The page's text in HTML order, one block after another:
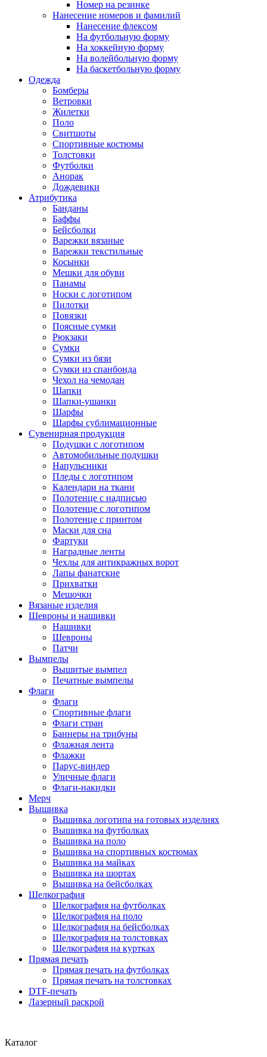
Номер на резинке
Нанесение номеров и фамилий
Нанесение флексом
На футбольную форму
На хоккейную форму
На волейбольную форму
На баскетбольную форму
Одежда
Бомберы
Ветровки
Жилетки
Поло
Свитшоты
Спортивные костюмы
Толстовки
Футболки
Анорак
Дождевики
Атрибутика
Банданы
Баффы
Бейсболки
Варежки вязаные
Варежки текстильные
Косынки
Мешки для обуви
Панамы
Носки с логотипом
Пилотки
Повязки
Поясные сумки
Рюкзаки
Сумки
Сумки из бязи
Сумки из спанбонда
Чехол на чемодан
Шапки
Шапки-ушанки
Шарфы
Шарфы сублимационные
Сувенирная продукция
Подушки с логотипом
Автомобильные подушки
Напульсники
Пледы с логотипом
Календари на ткани
Полотенце с надписью
Полотенце с логотипом
Полотенце с принтом
Маски для сна
Фартуки
Наградные ленты
Чехлы для антикражных ворот
Лапы фанатские
Прихватки
Мешочки
Вязаные изделия
Шевроны и нашивки
Нашивки
Шевроны
Патчи
Вымпелы
Вышитые вымпел
Печатные вымпелы
Флаги
Флаги
Спортивные флаги
Флаги стран
Баннеры на трибуны
Флажная лента
Флажки
Парус-виндер
Уличные флаги
Флаги-накидки
Мерч
Вышивка
Вышивка логотипа на готовых изделиях
Вышивка на футболках
Вышивка на поло
Вышивка на спортивных костюмах
Вышивка на майках
Вышивка на шортах
Вышивка на бейсболках
Шелкография
Шелкография на футболках
Шелкография на поло
Шелкография на бейсболках
Шелкография на толстовках
Шелкография на куртках
Прямая печать
Прямая печать на футболках
Прямая печать на толстовках
DTF-печать
Лазерный раскрой
Каталог